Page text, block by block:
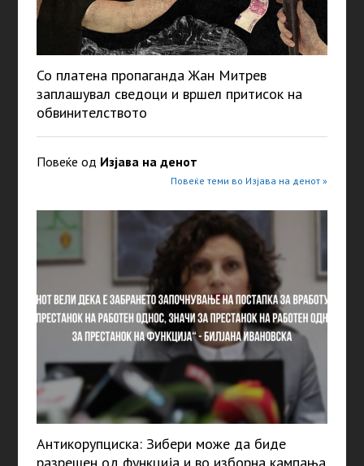
Со платена пропаганда Жан Митрев
заплашувал сведоци и вршел притисок на
обвинителството
Повеќе од Изјава на денот
Повеќе теми во Изјава на денот »
Антикорупциска: Зибери може да биде